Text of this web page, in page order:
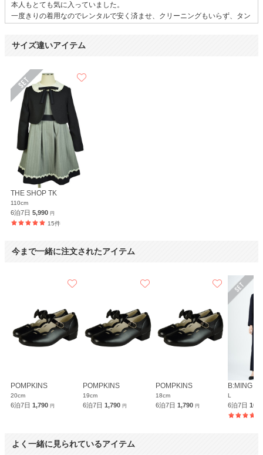
本人もとても気に入っていました。
一度きりの着用なのでレンタルで安く済ませ、クリーニングもいらず、タン
かわいらしく着れました
年齢 :
6 歳
身長 : 120 cm
体重 :
20 kg
体型 :
華奢
妹の七五三に際して落ち着いたワンピースを探しており、本人に選んでもら
いレンタルしました。
ワンピースがグレーなので重たい印象にならず、かわいらしく着用できまし
た
晴れの日に良い物を着せることができた
【BG0022 】を使用
身長 : 110 cm
体重 :
体型 :標準
ひざ丈
使用シーン :
使用時期 : 4月
一度しか着ないので、良い物を晴れの日に安く着せることができて良かっ
た。
サイズ違いアイテム
THE SHOP TK
110cm
6泊7日 5,990 円
15件
今まで一緒に注文されたアイテム
POMPKINS
20cm
6泊7日 1,790 円
POMPKINS
19cm
6泊7日1,790円
POMPKINS
18cm
6泊7日 1,790 円
B:MING
L
6泊7日
よく一緒に見られているアイテム